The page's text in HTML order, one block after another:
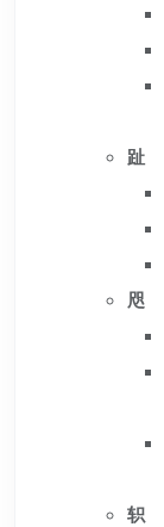
趾
咫
轵